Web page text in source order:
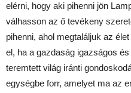
elérni, hogy aki pihenni jön
válhasson az ő tevékeny
pihenni, ahol megtaláljuk az
el, ha a gazdaság igazságos
teremtett világ iránti
egységbe forr, amelyet ma az